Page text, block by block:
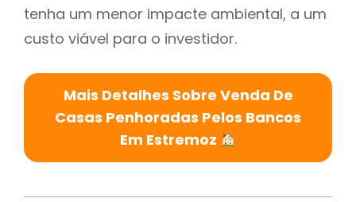
tenha um menor impacte ambiental, a um
custo viável para o investidor.
Mais Detalhes Sobre Venda De
Casas Penhoradas Pelos Bancos
Em Estremoz